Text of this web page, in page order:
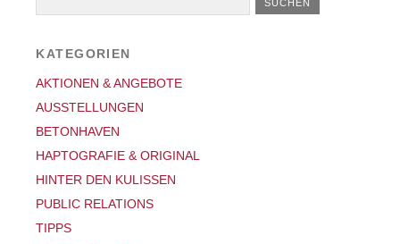
KATEGORIEN
AKTIONEN & ANGEBOTE
AUSSTELLUNGEN
BETONHAVEN
HAPTOGRAFIE & ORIGINAL
HINTER DEN KULISSEN
PUBLIC RELATIONS
TIPPS